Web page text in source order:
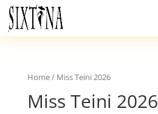
Home/ Miss Teini 2026
Miss Teini 2026